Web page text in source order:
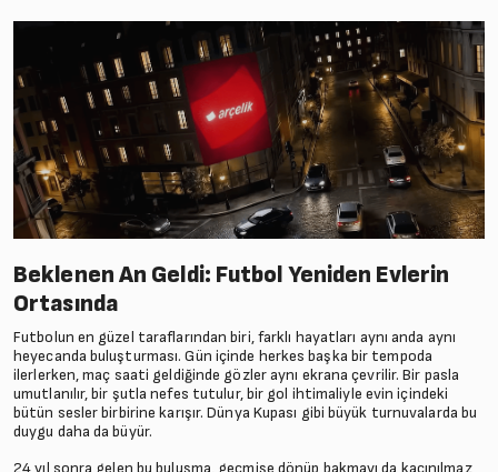
Beklenen An Geldi: Futbol Yeniden Evlerin
Ortasında
Futbolun en güzel taraflarından biri, farklı hayatları aynı anda aynı
heyecanda buluşturması. Gün içinde herkes başka bir tempoda
ilerlerken, maç saati geldiğinde gözler aynı ekrana çevrilir. Bir pasla
umutlanılır, bir şutla nefes tutulur, bir gol ihtimaliyle evin içindeki
bütün sesler birbirine karışır. Dünya Kupası gibi büyük turnuvalarda bu
duygu daha da büyür.